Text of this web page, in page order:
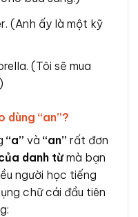
(Anh ấy là một kỹ
(Tôi sẽ mua
dùng “an”?
“a” và “an” rất đơn
danh từmà bạn
người học tiếng
chữ cái đầu tiên